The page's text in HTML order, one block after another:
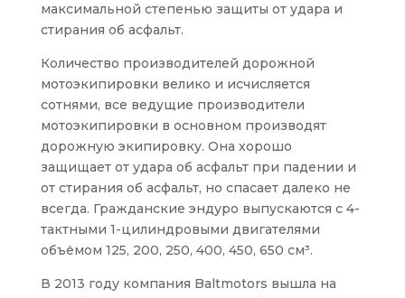
максимальной степенью защиты от удара и
стирания об асфальт.
Количество производителей дорожной
мотоэкипировки велико и исчисляется
сотнями, все ведущие производители
мотоэкипировки в основном производят
дорожную экипировку. Она хорошо
защищает от удара об асфальт при падении и
от стирания об асфальт, но спасает далеко не
всегда. Гражданские эндуро выпускаются с 4-
тактными 1-цилиндровыми двигателями
объёмом 125, 200, 250, 400, 450, 650 см³.
В 2013 году компания Baltmotors вышла на